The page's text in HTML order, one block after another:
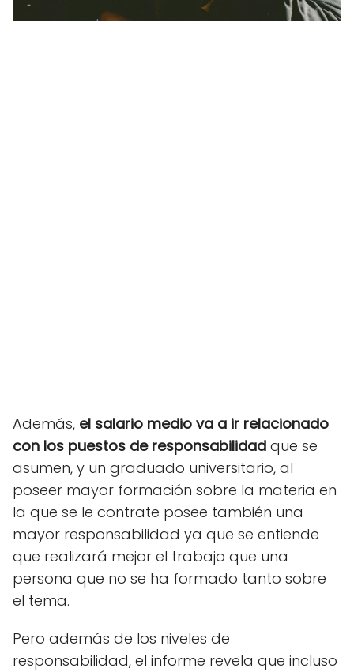
Además, el salario medio va a ir relacionado
con los puestos de responsabilidad que se
asumen, y un graduado universitario, al
poseer mayor formación sobre la materia en
la que se le contrate posee también una
mayor responsabilidad ya que se entiende
que realizará mejor el trabajo que una
persona que no se ha formado tanto sobre
el tema.
Pero además de los niveles de
responsabilidad, el informe revela que incluso